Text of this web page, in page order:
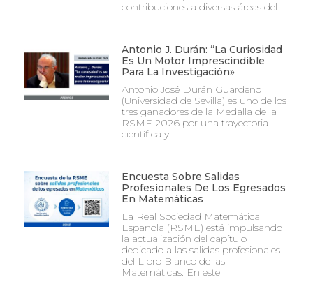
contribuciones a diversas áreas del
Antonio J. Durán: “La Curiosidad
Es Un Motor Imprescindible
Para La Investigación»
Antonio José Durán Guardeño
(Universidad de Sevilla) es uno de los
tres ganadores de la Medalla de la
RSME 2026 por una trayectoria
científica y
Encuesta Sobre Salidas
Profesionales De Los Egresados
En Matemáticas
La Real Sociedad Matemática
Española (RSME) está impulsando
la actualización del capítulo
dedicado a las salidas profesionales
del Libro Blanco de las
Matemáticas. En este